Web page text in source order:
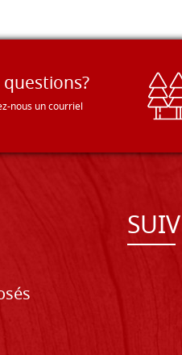
questions?
nous un courriel